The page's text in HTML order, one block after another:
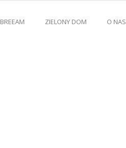
BREEAM ZIELONY DOM O NAS